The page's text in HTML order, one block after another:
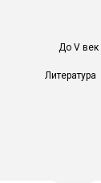
До V век
Литература